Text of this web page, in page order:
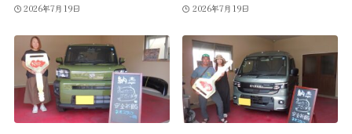
2026年7月19日 2026年7月19日